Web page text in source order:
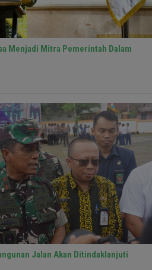
Menjadi Mitra Pemerintah Dalam
Jalan Akan Ditindaklanjuti